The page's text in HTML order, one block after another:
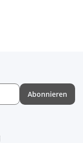
Abonnieren